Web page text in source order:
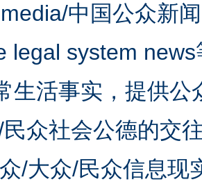
中国公众新
legal system
生活事实，提供
众社会公德的交
/大众/民众信息现
标准开始实施